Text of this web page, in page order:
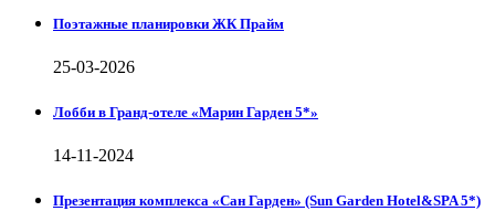
Поэтажные планировки ЖК Прайм
25-03-2026
Лобби в Гранд-отеле «Марин Гарден 5*»
14-11-2024
Презентация комплекса «Сан Гарден» (Sun Garden Hotel&SPA 5*)